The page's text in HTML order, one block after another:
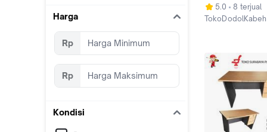
Harga
Rp
Rp
Kondisi
(100/120)
5.0
8 terjual
TokoDodolKabeh